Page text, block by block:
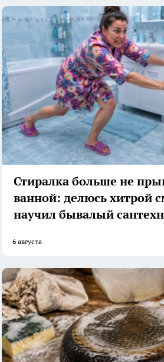
Стиралка больше не
ванной: делюсь хитрой
научил бывалый
6 августа